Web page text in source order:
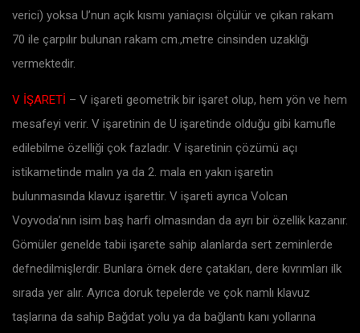
verici) yoksa U’nun açık kısmı yaniaçısı ölçülür ve çıkan rakam
70 ile çarpılır bulunan rakam cm.,metre cinsinden uzaklığı
vermektedir.
V İŞARETİ – V işareti geometrik bir işaret olup, hem yön ve hem
mesafeyi verir. V işaretinin de U işaretinde olduğu gibi kamufle
edilebilme özelliği çok fazladır. V işaretinin çözümü açı
istikametinde malın ya da 2. mala en yakın işaretin
bulunmasında klavuz işarettir. V işareti ayrıca Volcan
Voyvoda’nın isim baş harfi olmasından da ayrı bir özellik kazanır.
Gömüler genelde tabii işarete sahip alanlarda sert zeminlerde
defnedilmişlerdir. Bunlara örnek dere çatakları, dere kıvrımları ilk
sırada yer alır. Ayrıca doruk tepelerde ve çok namlı klavuz
taşlarına da sahip Bağdat yolu ya da bağlantı kanı yollarına